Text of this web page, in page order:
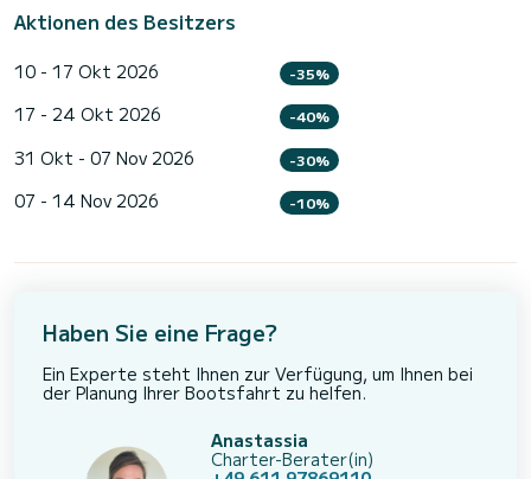
Aktionen des Besitzers
10 - 17 Okt 2026 -35%
17 - 24 Okt 2026 -40%
31 Okt - 07 Nov 2026 -30%
07 - 14 Nov 2026 -10%
Haben Sie eine Frage?
Ein Experte steht Ihnen zur Verfügung, um Ihnen bei
der Planung Ihrer Bootsfahrt zu helfen.
Anastassia
Charter-Berater(in)